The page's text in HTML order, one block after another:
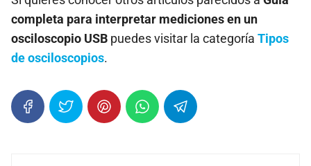
completa para interpretar mediciones en un
osciloscopio USB puedes visitar la categoría Tipos
de osciloscopios.